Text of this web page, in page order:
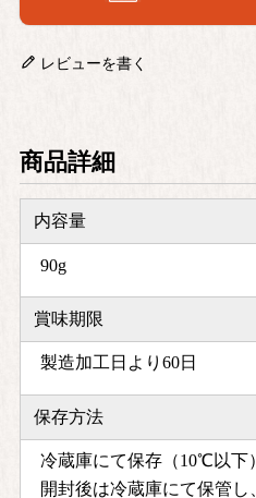
レビューを書く
商品詳細
内容量
90g
賞味期限
製造加工日より60日
保存方法
冷蔵庫にて保存（10℃以下
開封後は冷蔵庫にて保管し